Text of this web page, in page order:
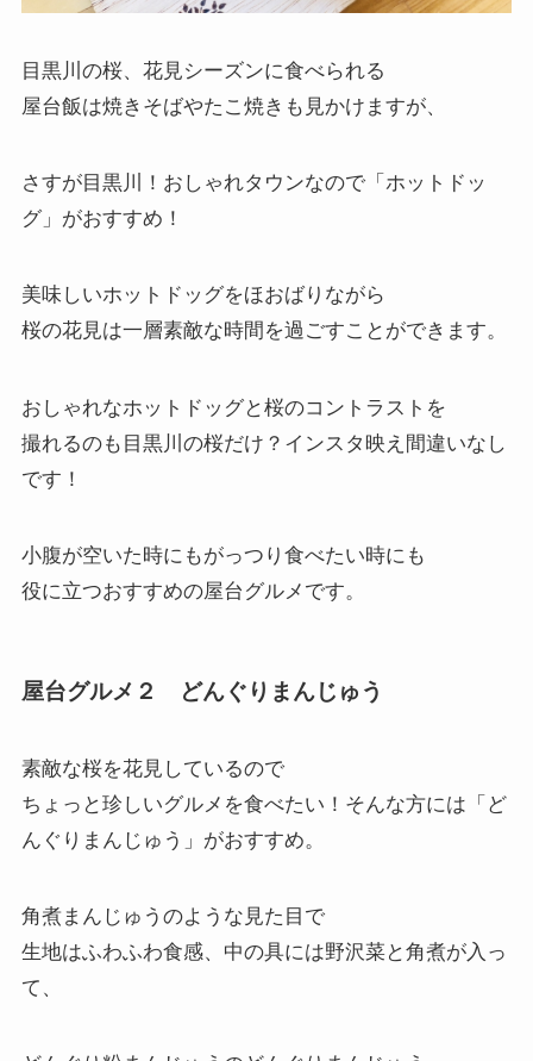
目黒川の桜、花見シーズンに食べられる
屋台飯は焼きそばやたこ焼きも見かけますが、
さすが目黒川！おしゃれタウンなので「 ホットドッ
グ」がおすすめ！
美味しいホットドッグをほおばりながら
桜の花見は一層素敵な時間を過ごすことができます。
おしゃれなホットドッグと桜のコントラストを
撮れるのも目黒川の桜だけ？インスタ映え間違いなし
です！
小腹が空いた時にもがっつり食べたい時にも
役に立つおすすめの屋台グルメです。
屋台グルメ２ どんぐりまんじゅう
素敵な桜を花見しているので
ちょっと珍しいグルメを食べたい！そんな方には「 ど
んぐりまんじゅう 」がおすすめ。
角煮まんじゅうのような見た目で
生地はふわふわ食感、中の具には野沢菜と角煮が入っ
て、